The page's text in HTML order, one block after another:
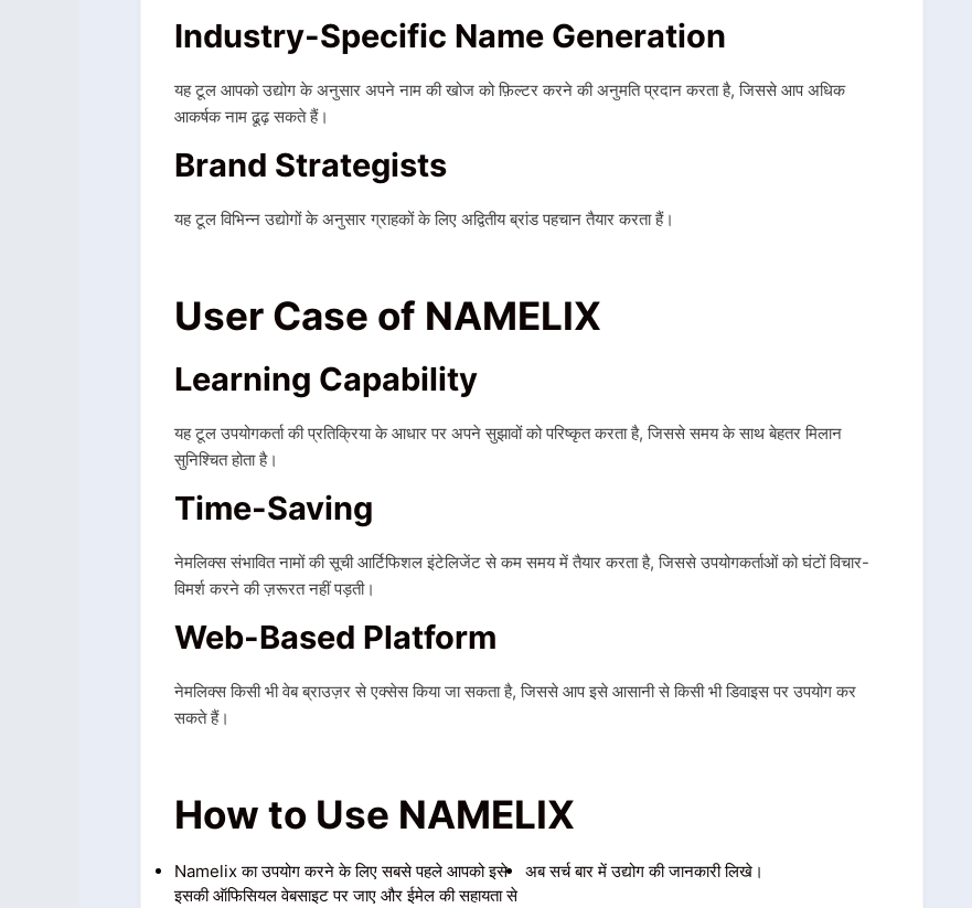
Industry-Specific Name Generation
यह टूल आपको उद्योग के अनुसार अपने नाम की खोज को फ़िल्टर करने की अनुमति प्रदान करता है, जिससे आप अधिक
आकर्षक नाम ढूढ़ सकते हैं।
Brand Strategists
यह टूल विभिन्न उद्योगों के अनुसार ग्राहकों के लिए अद्वितीय ब्रांड पहचान तैयार करता हैं।
User Case of NAMELIX
Learning Capability
यह टूल उपयोगकर्ता की प्रतिक्रिया के आधार पर अपने सुझावों को परिष्कृत करता है, जिससे समय के साथ बेहतर मिलान
सुनिश्चित होता है।
Time-Saving
नेमलिक्ससंभावित नामों की सूची आर्टिफिशल इंटेलिजेंट से कम समय में तैयार करता है, जिससे उपयोगकर्ताओं को घंटों विचार-
विमर्श करने की ज़रूरत नहीं पड़ती।
Web-Based Platform
नेमलिक्सकिसी भी वेब ब्राउज़र से एक्सेस किया जा सकता है, जिससे आप इसे आसानी से किसी भी डिवाइस पर उपयोग कर
सकते हैं।
How to Use NAMELIX
Namelix का उपयोग करने के लिए सबसे पहले आपको इसे
इसकी ऑफिसियल वेबसाइट पर जाए और ईमेल की सहायता से
अब सर्च बार में उद्योग की जानकारी लिखे।